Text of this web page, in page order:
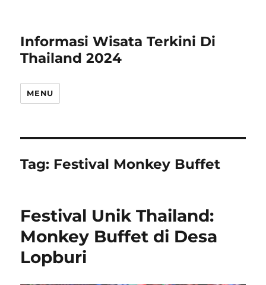
Informasi Wisata Terkini Di
Thailand 2024
MENU
Tag: Festival Monkey Buffet
Festival Unik Thailand:
Monkey Buffet di Desa
Lopburi